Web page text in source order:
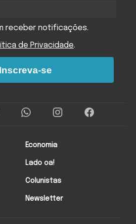
Economia
Lado oa!
Colunistas
Newsletter
receber notificações.
de Privacidade.
Inscreva-se